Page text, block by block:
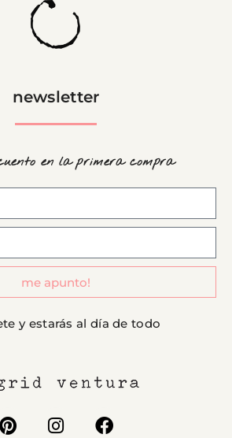
newsletter
en la primera compra
me apunto!
y estarás al día de todo